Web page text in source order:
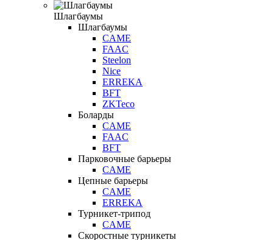
Шлагбаумы
Шлагбаумы
CAME
FAAC
Steelon
Nice
ERREKA
BFT
ZKTeco
Боларды
CAME
FAAC
BFT
Парковочные барьеры
CAME
Цепные барьеры
CAME
ERREKA
Турникет-трипод
CAME
Скоростные турникеты